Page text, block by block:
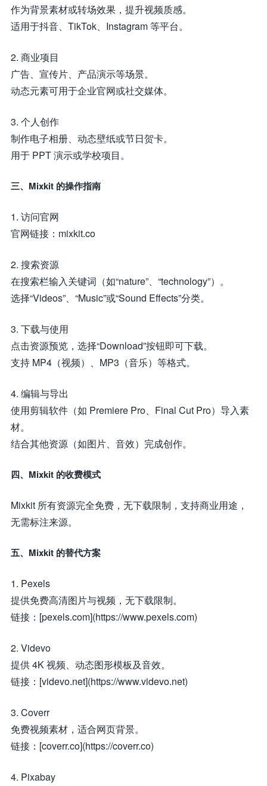
作为背景素材或转场效果，提升视频质感。
适用于抖音、TikTok、Instagram 等平台。
2. 商业项目
广告、宣传片、产品演示等场景。
动态元素可用于企业官网或社交媒体。
3. 个人创作
制作电子相册、动态壁纸或节日贺卡。
用于 PPT 演示或学校项目。
三、Mixkit 的操作指南
1. 访问官网
官网链接：mixkit.co
2. 搜索资源
在搜索栏输入关键词（如“nature”、“technology”）。
选择“Videos”、“Music”或“Sound Effects”分类。
3. 下载与使用
点击资源预览，选择“Download”按钮即可下载。
支持 MP4（视频）、MP3（音乐）等格式。
4. 编辑与导出
使用剪辑软件（如 Premiere Pro、Final Cut Pro）导入素
材。
结合其他资源（如图片、音效）完成创作。
四、Mixkit 的收费模式
Mixkit 所有资源完全免费，无下载限制，支持商业用途，
无需标注来源。
五、Mixkit 的替代方案
1. Pexels
提供免费高清图片与视频，无下载限制。
链接：[pexels.com](https://www.pexels.com)
2. Videvo
提供 4K 视频、动态图形模板及音效。
链接：[videvo.net](https://www.videvo.net)
3. Coverr
免费视频素材，适合网页背景。
链接：[coverr.co](https://coverr.co)
4. Pixabay